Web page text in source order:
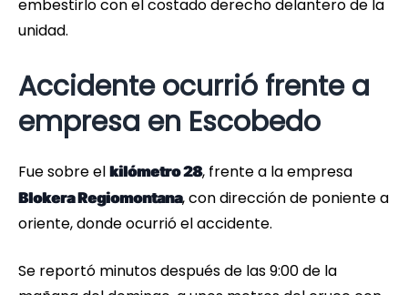
embestirlo con el costado derecho delantero de la
unidad.
Accidente ocurrió frente a
empresa en Escobedo
Fue sobre el kilómetro 28, frente a la empresa
Blokera Regiomontana, con dirección de poniente a
oriente, donde ocurrió el accidente.
Se reportó minutos después de las 9:00 de la